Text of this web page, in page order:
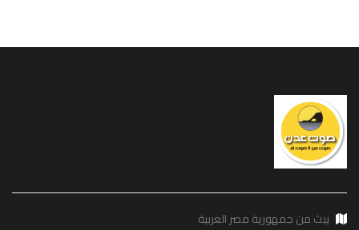
يبث من جمهورية مصر العربية